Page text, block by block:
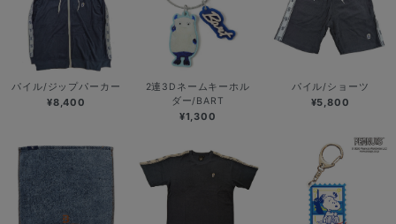
パイル/ジップパーカー
¥8,400
2連3Dネームキーホル
ダー/BART
¥1,300
パイル/ショーツ
¥5,800